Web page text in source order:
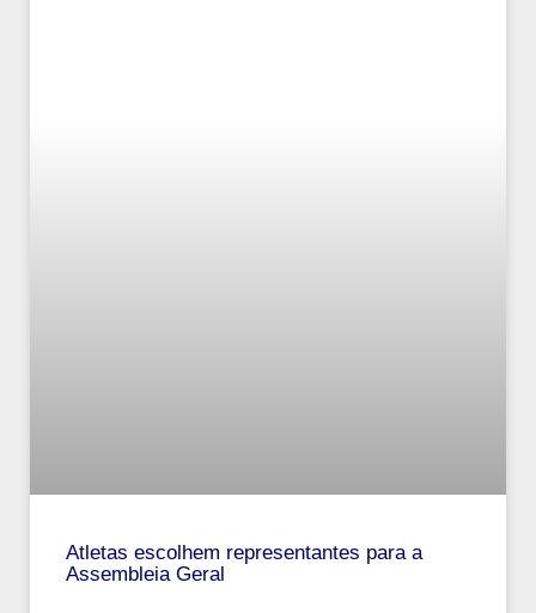
Atletas escolhem representantes para a
Assembleia Geral